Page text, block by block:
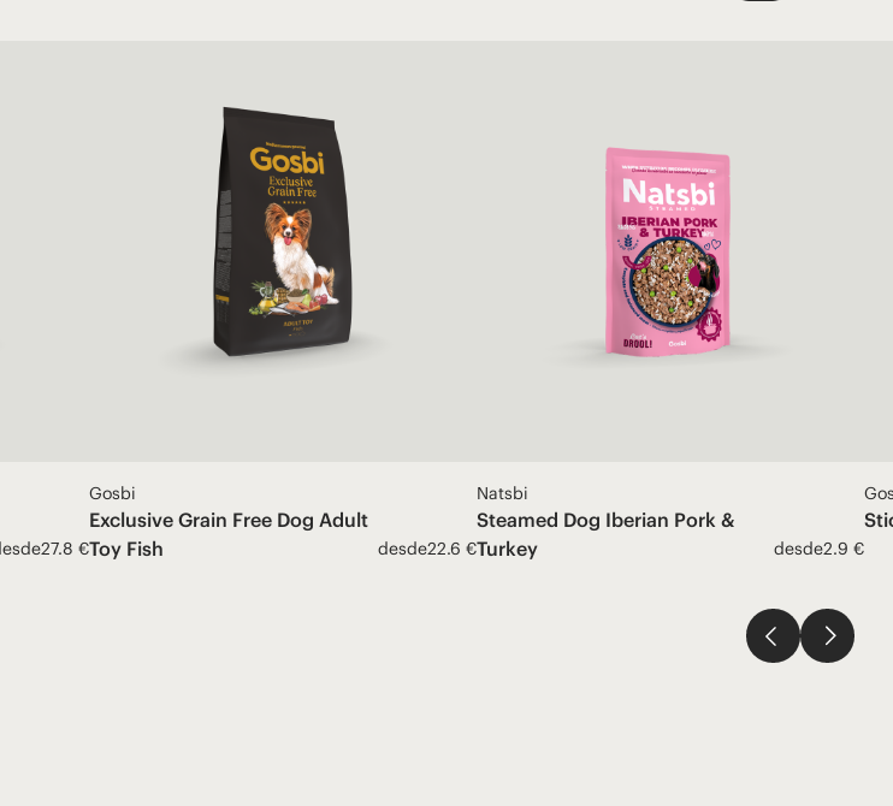
27.8 €
Gosbi
Exclusive Grain Free Dog Adult
Toy Fish
desde22.6 €
Natsbi
Steamed Dog Iberian Pork &
Turkey
desde2.9 €